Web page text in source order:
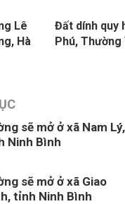
Lê
Hà
Đất dính quy
Phú, Thường
sẽ mở ở xã Nam Lý,
Ninh Bình
sẽ mở ở xã Giao
tỉnh Ninh Bình